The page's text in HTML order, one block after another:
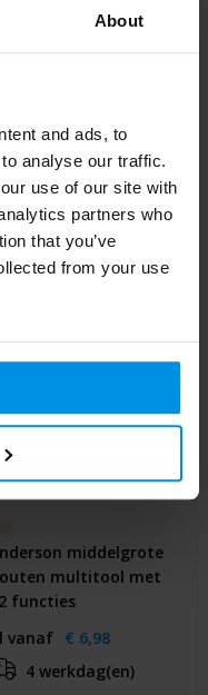
About
and ads, to
analyse our traffic.
use of our site with
partners who
that you’ve
from your use
vanaf € 5,93
middelgrote
multitool met
functies
vanaf € 6,98
4 werkdag(en)